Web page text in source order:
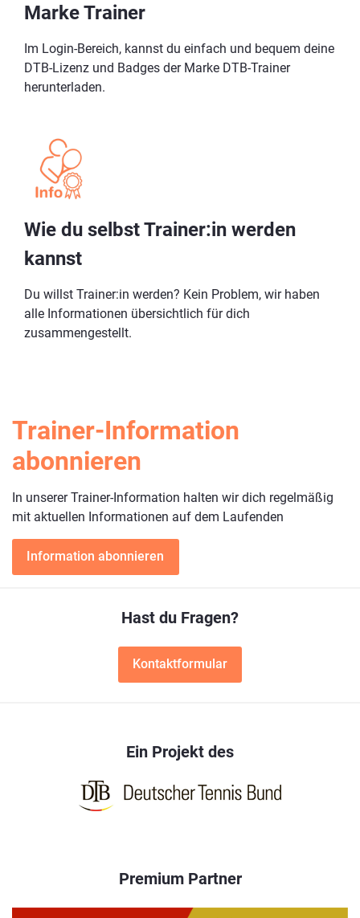
Marke Trainer
Im Login-Bereich, kannst du einfach und bequem deine
DTB-Lizenz und Badges der Marke DTB-Trainer
herunterladen.
Wie du selbst Trainer:in werden
kannst
Du willst Trainer:in werden? Kein Problem, wir haben
alle Informationen übersichtlich für dich
zusammengestellt.
Trainer-Information
abonnieren
In unserer Trainer-Information halten wir dich regelmäßig
mit aktuellen Informationen auf dem Laufenden
Information abonnieren
Hast du Fragen?
Kontaktformular
Ein Projekt des
Premium Partner